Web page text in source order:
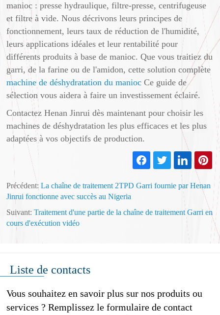
manioc : presse hydraulique, filtre-presse, centrifugeuse
et filtre à vide. Nous décrivons leurs principes de
fonctionnement, leurs taux de réduction de l'humidité,
leurs applications idéales et leur rentabilité pour
différents produits à base de manioc. Que vous traitiez du
garri, de la farine ou de l'amidon, cette solution complète
machine de déshydratation du manioc Ce guide de
sélection vous aidera à faire un investissement éclairé.
Contactez Henan Jinrui dès maintenant pour choisir les
machines de déshydratation les plus efficaces et les plus
adaptées à vos objectifs de production.
Précédent:La chaîne de traitement 2TPD Garri fournie par Henan
Jinrui fonctionne avec succès au Nigeria
Suivant:Traitement d'une partie de la chaîne de traitement Garri en
cours d'exécution vidéo
Liste de contacts
Vous souhaitez en savoir plus sur nos produits ou
services ? Remplissez le formulaire de contact